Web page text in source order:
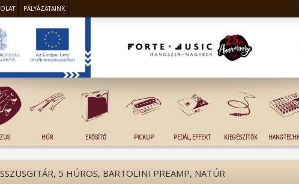
PÁLYÁZATAINK
HÚR ERŐSÍTŐ PICKUP PEDÁL, EFFEKT KIEGÉSZÍTŐK
5 HÚROS, BARTOLINI PREAMP, NATÚR